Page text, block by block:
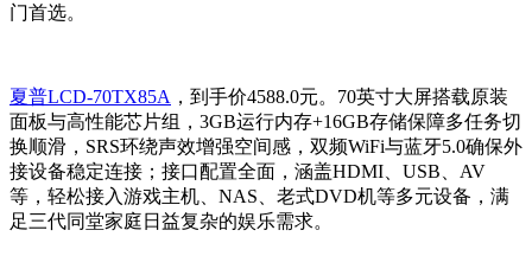
门首选。
夏普LCD-70TX85A ，到手价4588.0元。70英寸大屏搭载原装
面板与高性能芯片组，3GB运行内存+16GB存储保障多任务切
换顺滑，SRS环绕声效增强空间感，双频WiFi与蓝牙5.0确保外
接设备稳定连接；接口配置全面，涵盖HDMI、USB、AV
等，轻松接入游戏主机、NAS、老式DVD机等多元设备，满
足三代同堂家庭日益复杂的娱乐需求。